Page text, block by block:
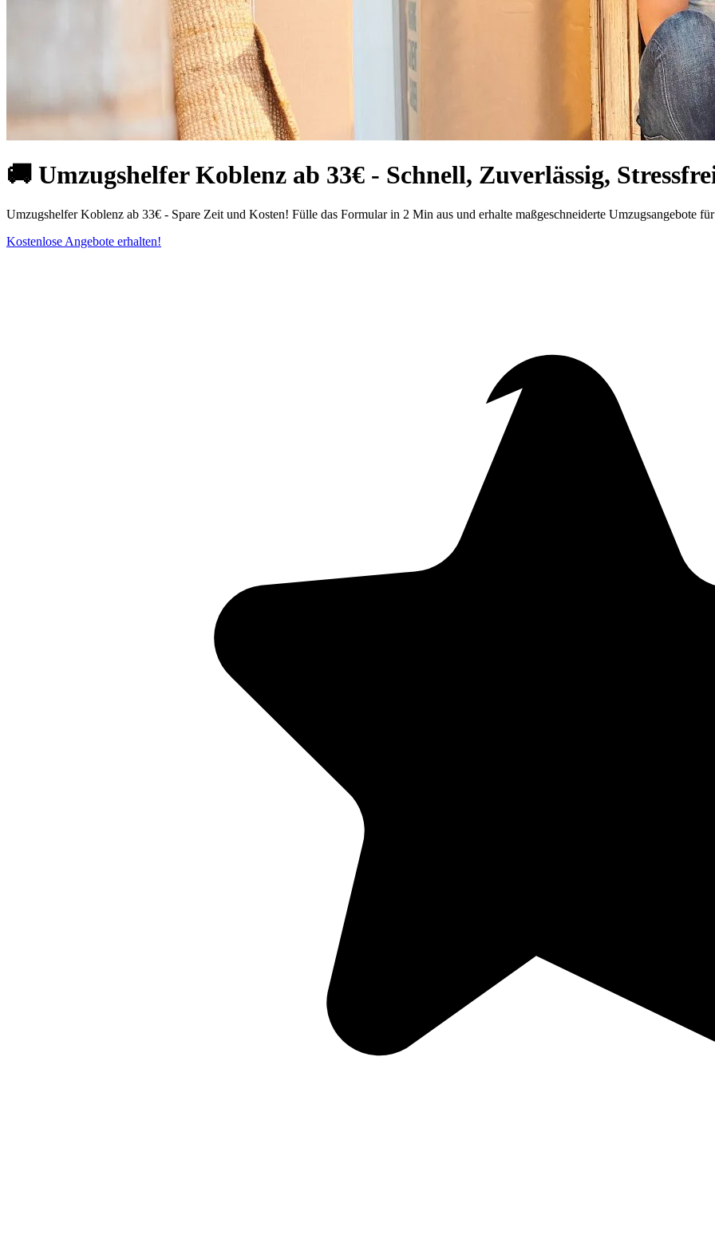
🚚 Umzugshelfer Koblenz ab 33€ - Schnell, Zuverlässig,
Umzugshelfer Koblenz ab 33€ - Spare Zeit und Kosten! Fülle das Formular in 2 Min aus und erhalte maßgeschneiderte Umzugsangebote
Kostenlose Angebote erhalten!